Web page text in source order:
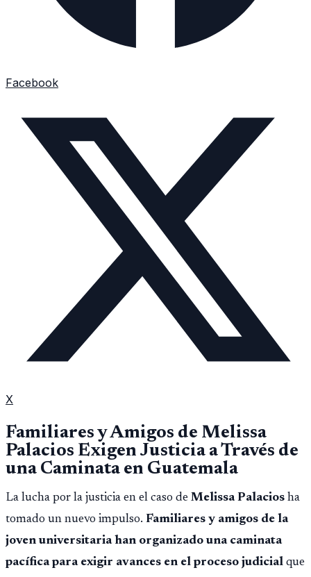
Facebook
X
Familiares y Amigos de Melissa
Palacios Exigen Justicia a Través de
una Caminata en Guatemala
La lucha por la justicia en el caso de Melissa Palacios ha
tomado un nuevo impulso. Familiares y amigos de la
joven universitaria han organizado una caminata
pacífica para exigir avances en el proceso judicial que